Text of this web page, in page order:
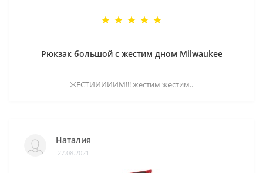
Рюкзак большой с жестим дном Milwaukee
ЖЕСТИИИИИМ!!! жестим жестим..
Наталия
27.08.2021